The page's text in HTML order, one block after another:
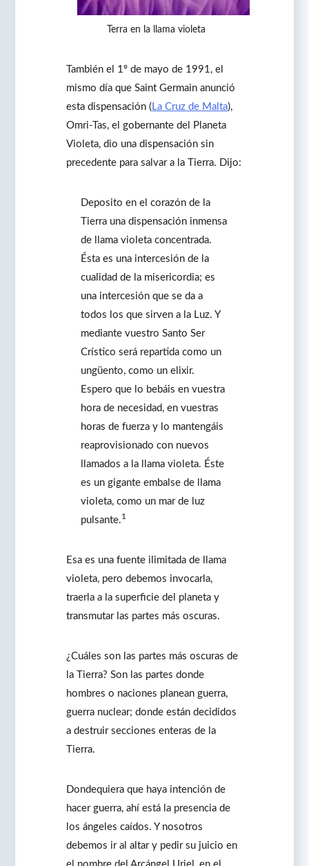
Terra en la llama violeta
También el 1º de mayo de 1991, el
mismo día que Saint Germain anunció
esta dispensación ( La Cruz de Malta),
Omri-Tas, el gobernante del Planeta
Violeta, dio una dispensación sin
precedente para salvar a la Tierra. Dijo:
Deposito en el corazón de la
Tierra una dispensación inmensa
de llama violeta concentrada.
Ésta es una intercesión de la
cualidad de la misericordia; es
una intercesión que se da a
todos los que sirven a la Luz. Y
mediante vuestro Santo Ser
Crístico será repartida como un
ungüento, como un elixir.
Espero que lo bebáis en vuestra
hora de necesidad, en vuestras
horas de fuerza y lo mantengáis
reaprovisionado con nuevos
llamados a la llama violeta. Éste
es un gigante embalse de llama
violeta, como un mar de luz
pulsante.1
Esa es una fuente ilimitada de llama
violeta, pero debemos invocarla,
traerla a la superficie del planeta y
transmutar las partes más oscuras.
¿Cuáles son las partes más oscuras de
la Tierra? Son las partes donde
hombres o naciones planean guerra,
guerra nuclear; donde están decididos
a destruir secciones enteras de la
Tierra.
Dondequiera que haya intención de
hacer guerra, ahí está la presencia de
los ángeles caídos. Y nosotros
debemos ir al altar y pedir su juicio en